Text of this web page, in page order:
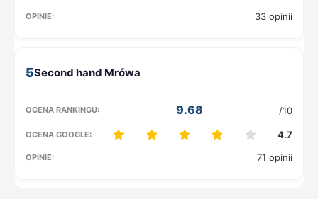
33 opinii
5
9.68 /10
4.7
71 opinii